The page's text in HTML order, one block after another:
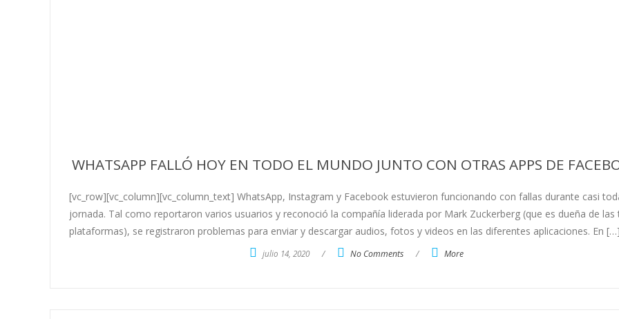
WHATSAPP FALLÓ HOY EN TODO EL MUNDO JUNTO CON OTRAS APPS DE
[vc_row][vc_column][vc_column_text] WhatsApp, Instagram y Facebook estuvieron funcionando con fallas durante casi
jornada. Tal como reportaron varios usuarios y reconoció la compañía liderada por Mark Zuckerberg (que es dueña de las
plataformas), se registraron problemas para enviar y descargar audios, fotos y videos en las diferentes aplicaciones. En […]
julio 14, 2020 / No Comments / More